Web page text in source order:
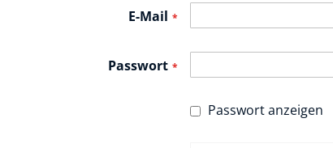
E-Mail
Passwort
Passwort anzeigen